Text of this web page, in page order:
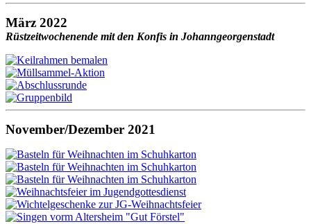
März 2022
Rüstzeitwochenende mit den Konfis in Johanngeorgenstadt
November/Dezember 2021